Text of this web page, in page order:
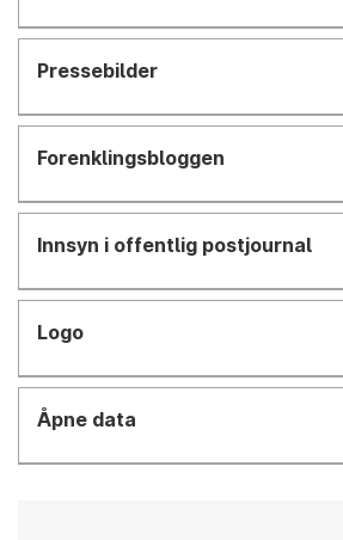
Pressebilder
Forenklingsbloggen
Innsyn i offentlig postjournal
Logo
Åpne data